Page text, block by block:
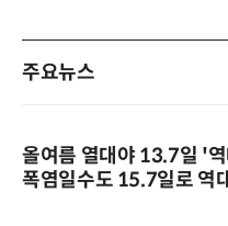
주요뉴스
올여름 열대야 13.7일 '
폭염일수도 15.7일로 역